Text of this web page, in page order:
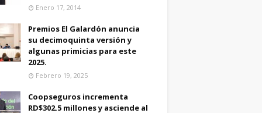
Enero 17, 2014
Premios El Galardón anuncia
su decimoquinta versión y
algunas primicias para este
2025.
Febrero 19, 2025
Coopseguros incrementa
RD$302.5 millones y asciende al